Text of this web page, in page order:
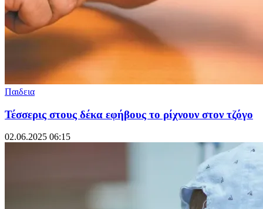
Παιδεια
Τέσσερις στους δέκα εφήβους το ρίχνουν στον τζόγο
02.06.2025 06:15